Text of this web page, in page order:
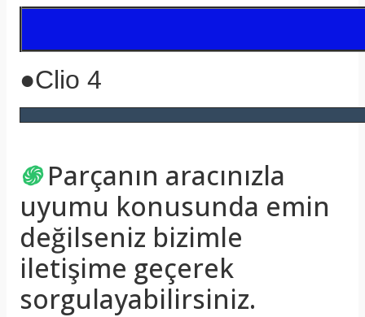
●Clio 4
֍ Parçanın aracınızla
uyumu konusunda emin
değilseniz bizimle
iletişime geçerek
sorgulayabilirsiniz.